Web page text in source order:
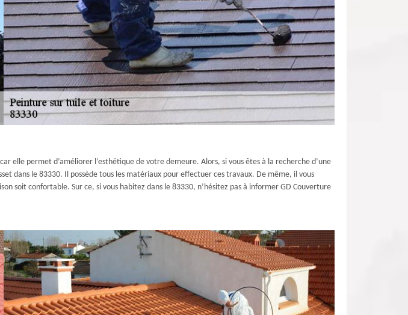
permet d’améliorer l’esthétique de votre demeure. Alors, si vous êtes à la recherche d’une
dans le 83330. Il possède tous les matériaux pour effectuer ces travaux. De même, il vous
soit confortable. Sur ce, si vous habitez dans le 83330, n’hésitez pas à informer GD Couverture